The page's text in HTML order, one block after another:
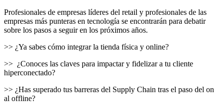
Profesionales de empresas líderes del retail y profesionales de las
empresas más punteras en tecnología se encontrarán para debatir
sobre los pasos a seguir en los próximos años.
>> ¿Ya sabes cómo integrar la tienda física y online?
>> ¿Conoces las claves para impactar y fidelizar a tu cliente
hiperconectado?
>> ¿Has superado tus barreras del Supply Chain tras el paso del on
al offline?